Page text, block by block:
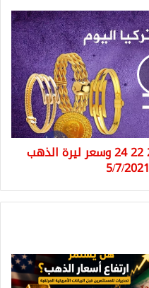
سعر الذهب في تركيا عيار 21 22 24 وسعر ليرة الذهب